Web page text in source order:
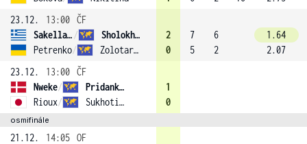
23.12.
13:00 ČF
Sakellaridi /
Sholokhova
Petrenko/ Zolotareva (1)
2
0
7
5
6
2
1.64
2.07
23.12.
13:00 ČF
Nweke/
Pridankina
Rioux/ Sukhotina (3)
1
0
osmifinále
21.12. 14:05 OF